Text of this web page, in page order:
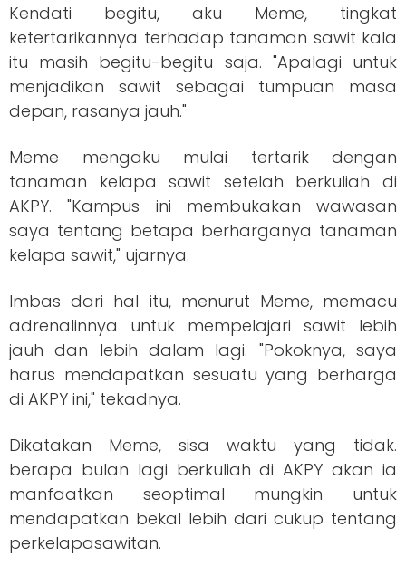
Kendati begitu, aku Meme, tingkat
ketertarikannya terhadap tanaman sawit kala
itu masih begitu-begitu saja. "Apalagi untuk
menjadikan sawit sebagai tumpuan masa
depan, rasanya jauh."
Meme mengaku mulai tertarik dengan
tanaman kelapa sawit setelah berkuliah di
AKPY. "Kampus ini membukakan wawasan
saya tentang betapa berharganya tanaman
kelapa sawit," ujarnya.
Imbas dari hal itu, menurut Meme, memacu
adrenalinnya untuk mempelajari sawit lebih
jauh dan lebih dalam lagi. "Pokoknya, saya
harus mendapatkan sesuatu yang berharga
di AKPY ini," tekadnya.
Dikatakan Meme, sisa waktu yang tidak.
berapa bulan lagi berkuliah di AKPY akan ia
manfaatkan seoptimal mungkin untuk
mendapatkan bekal lebih dari cukup tentang
perkelapasawitan.